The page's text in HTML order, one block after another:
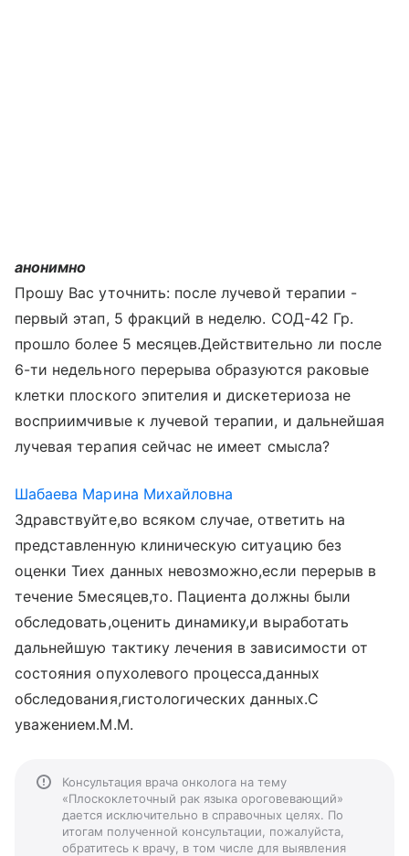
анонимно
Прошу Вас уточнить: после лучевой терапии -
первый этап, 5 фракций в неделю. СОД-42 Гр.
прошло более 5 месяцев.Действительно ли после
6-ти недельного перерыва образуются раковые
клетки плоского эпителия и дискетериоза не
восприимчивые к лучевой терапии, и дальнейшая
лучевая терапия сейчас не имеет смысла?
Шабаева Марина Михайловна
Здравствуйте,во всяком случае, ответить на
представленную клиническую ситуацию без
оценки Тиех данных невозможно,если перерыв в
течение 5месяцев,то. Пациента должны были
обследовать,оценить динамику,и выработать
дальнейшую тактику лечения в зависимости от
состояния опухолевого процесса,данных
обследования,гистологических данных.С
уважением.М.М.
Консультация врача онколога на тему
«Плоскоклеточный рак языка ороговевающий»
дается исключительно в справочных целях. По
итогам полученной консультации, пожалуйста,
обратитесь к врачу, в том числе для выявления